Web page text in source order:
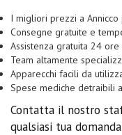
I migliori prezzi a
Consegne gratuite e
Assistenza gratuita 24
Team altamente
Apparecchi facili da
Spese mediche detraibili
Contatta il nostro
qualsiasi tua